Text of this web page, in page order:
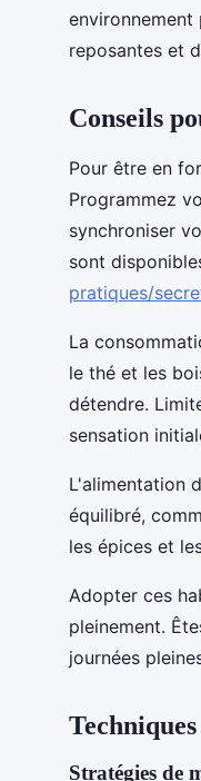
reposantes et
Conseils
Pour être en
Programmez
synchroniser
sont
pratiques/
La
le thé et les
détendre.
sensation
L'alimentation
équilibré,
les épices et
Adopter ces
pleinement.
journées
Stratégies de